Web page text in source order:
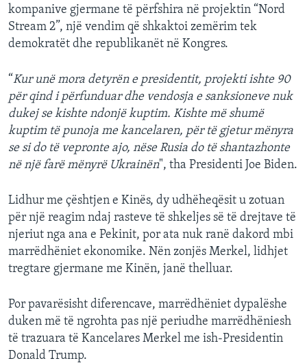
kompanive gjermane të përfshira në projektin “Nord
Stream 2”, një vendim që shkaktoi zemërim tek
demokratët dhe republikanët në Kongres.
“Kur unë mora detyrën e presidentit, projekti ishte 90
për qind i përfunduar dhe vendosja e sanksioneve nuk
dukej se kishte ndonjë kuptim. Kishte më shumë
kuptim të punoja me kancelaren, për të gjetur mënyra
se si do të vepronte ajo, nëse Rusia do të shantazhonte
në një farë mënyrë Ukrainën", tha Presidenti Joe Biden.
Lidhur me çështjen e Kinës, dy udhëheqësit u zotuan
për një reagim ndaj rasteve të shkeljes së të drejtave të
njeriut nga ana e Pekinit, por ata nuk ranë dakord mbi
marrëdhëniet ekonomike. Nën zonjës Merkel, lidhjet
tregtare gjermane me Kinën, janë thelluar.
Por pavarësisht diferencave, marrëdhëniet dypalëshe
duken më të ngrohta pas një periudhe marrëdhëniesh
të trazuara të Kancelares Merkel me ish-Presidentin
Donald Trump.